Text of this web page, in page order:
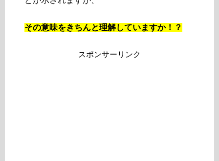
その意味をきちんと理解していますか！？
スポンサーリンク